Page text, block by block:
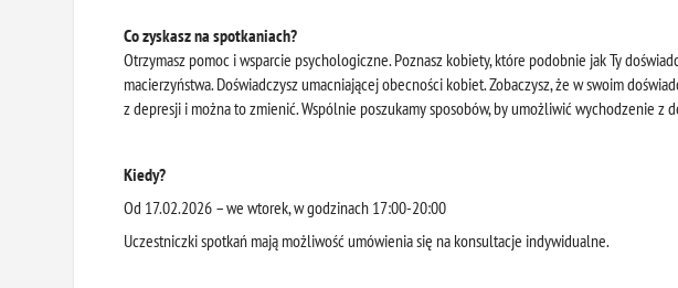
Co zyskasz na spotkaniach?
Otrzymasz pomoc i wsparcie psychologiczne. Poznasz kobiety, które podobnie jak Ty
macierzyństwa. Doświadczysz umacniającej obecności kobiet. Zobaczysz, że w swoim
z depresji i można to zmienić. Wspólnie poszukamy sposobów, by umożliwić wychodzenie z
Kiedy?
Od 17.02.2026 – we wtorek, w godzinach 17:00-20:00
Uczestniczki spotkań mają możliwość umówienia się na konsultacje indywidualne.